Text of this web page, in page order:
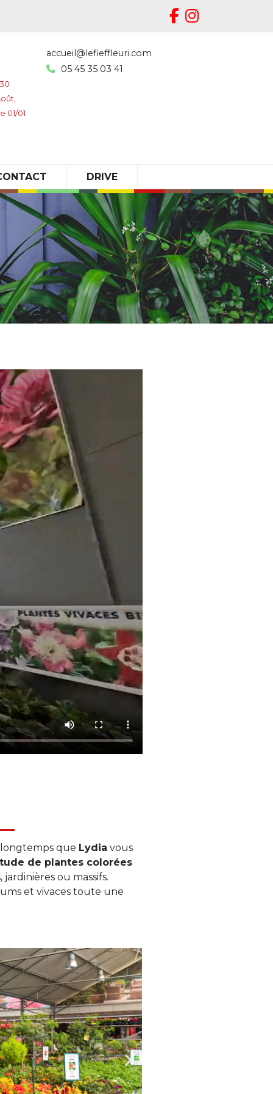
01/01
accueil@lefieffleuri.com
05 45 35 03 41
DRIVE
longtemps que Lydia vous
de plantes colorées
ou massifs.
et vivaces toute une